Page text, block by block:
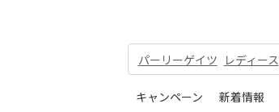
パーリーゲイツ レディース
キャンペーン 新着情報